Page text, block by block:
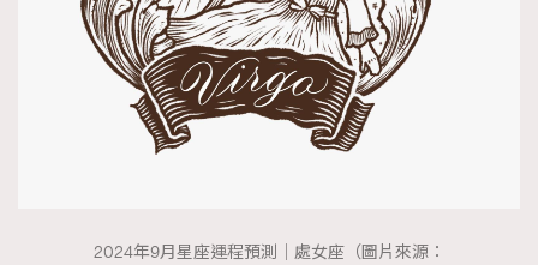
2024年9月星座運程預測｜處女座（圖片來源：